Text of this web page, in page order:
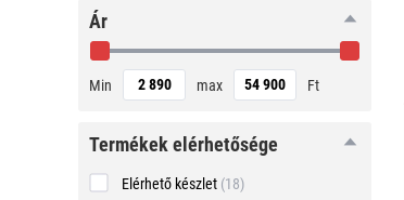
Ár
Min max Ft
Termékek elérhetősége
Elérhető készlet (18)